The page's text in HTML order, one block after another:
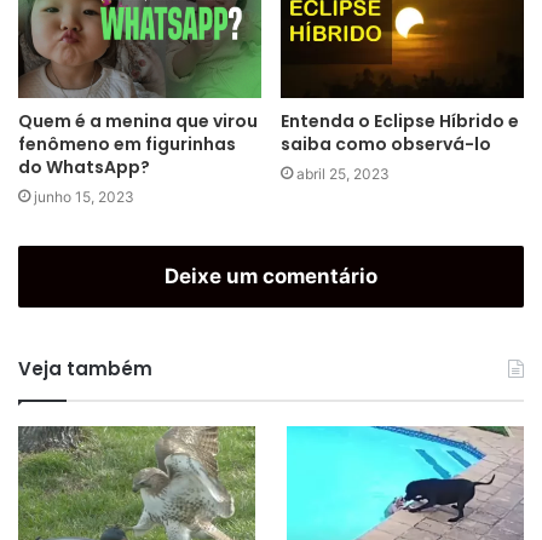
Quem é a menina que virou
fenômeno em figurinhas
do WhatsApp?
junho 15, 2023
Entenda o Eclipse Híbrido e
saiba como observá-lo
abril 25, 2023
Deixe um comentário
Veja também